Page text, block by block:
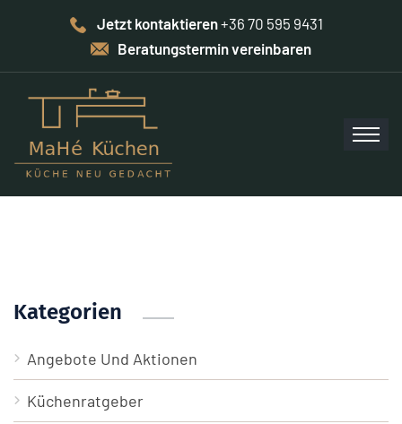
Jetzt kontaktieren+36 70 595 9431
Beratungstermin vereinbaren
Kategorien
Angebote Und Aktionen
Küchenratgeber